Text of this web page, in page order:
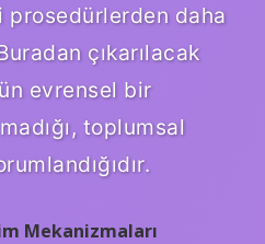
prosedürlerden daha
çıkarılacak
evrensel bir
toplumsal
Mekanizmaları